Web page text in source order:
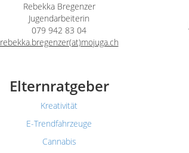
Rebekka Bregenzer
Jugendarbeiterin
079 942 83 04
rebekka.bregenzer(at)mojuga.ch
Elternratgeber
Kreativität
E-Trendfahrzeuge
Cannabis